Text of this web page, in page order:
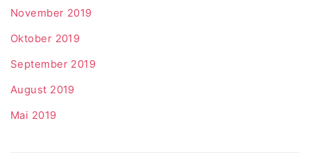
November 2019
Oktober 2019
September 2019
August 2019
Mai 2019